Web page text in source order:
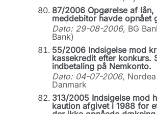
87/2006 Opgørelse af lån,
meddebitor havde opnået
Dato: 29-08-2006, BG
Bank)
55/2006 Indsigelse mod
kassekredit efter konkurs.
indbetaling på Nemkonto.
Dato: 04-07-2006,
Danmark
313/2005 Indsigelse mod
kaution afgivet i 1988 for